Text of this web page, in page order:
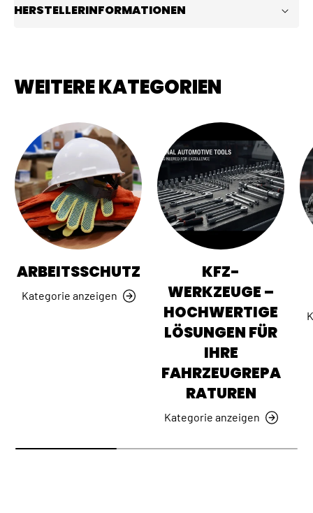
HERSTELLERINFORMATIONEN
WEITERE KATEGORIEN
ARBEITSSCHUTZ
Kategorie anzeigen
KFZ-
WERKZEUGE –
HOCHWERTIGE
LÖSUNGEN FÜR
IHRE
FAHRZEUGREPA
RATUREN
Kategorie anzeigen